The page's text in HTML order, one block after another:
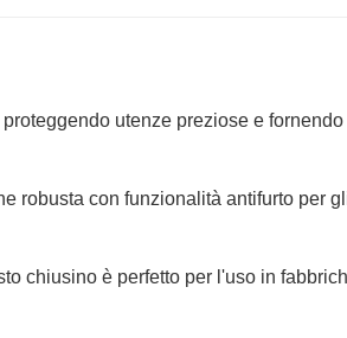
utenze preziose e fornendo
robusta con funzionalità antifurto per
chiusino è perfetto per l'uso in